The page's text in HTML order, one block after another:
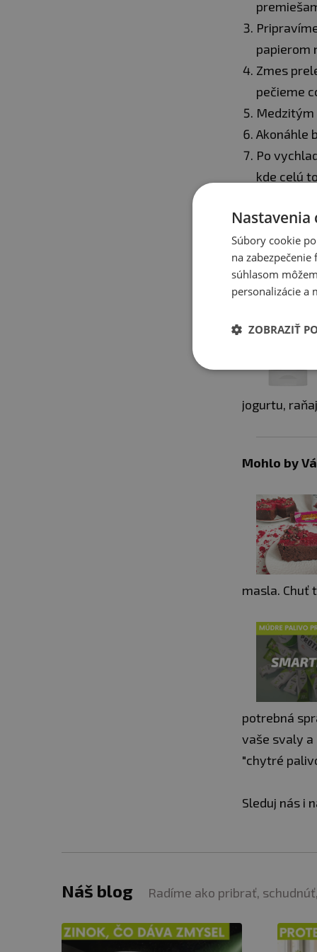
papierom
Zmes
pečieme
Medzitým
Akonáhle
Po
kde celú
Hotovo,
jogurtu,
Mohlo by
masla. Chuť
potrebná
vaše svaly a
"chytré
Sleduj nás i
Náš blog Radíme ako pribrať,
Nastavenia
Súbory cookie
na
súhlasom
personalizácie a
ZOBRAZIŤ